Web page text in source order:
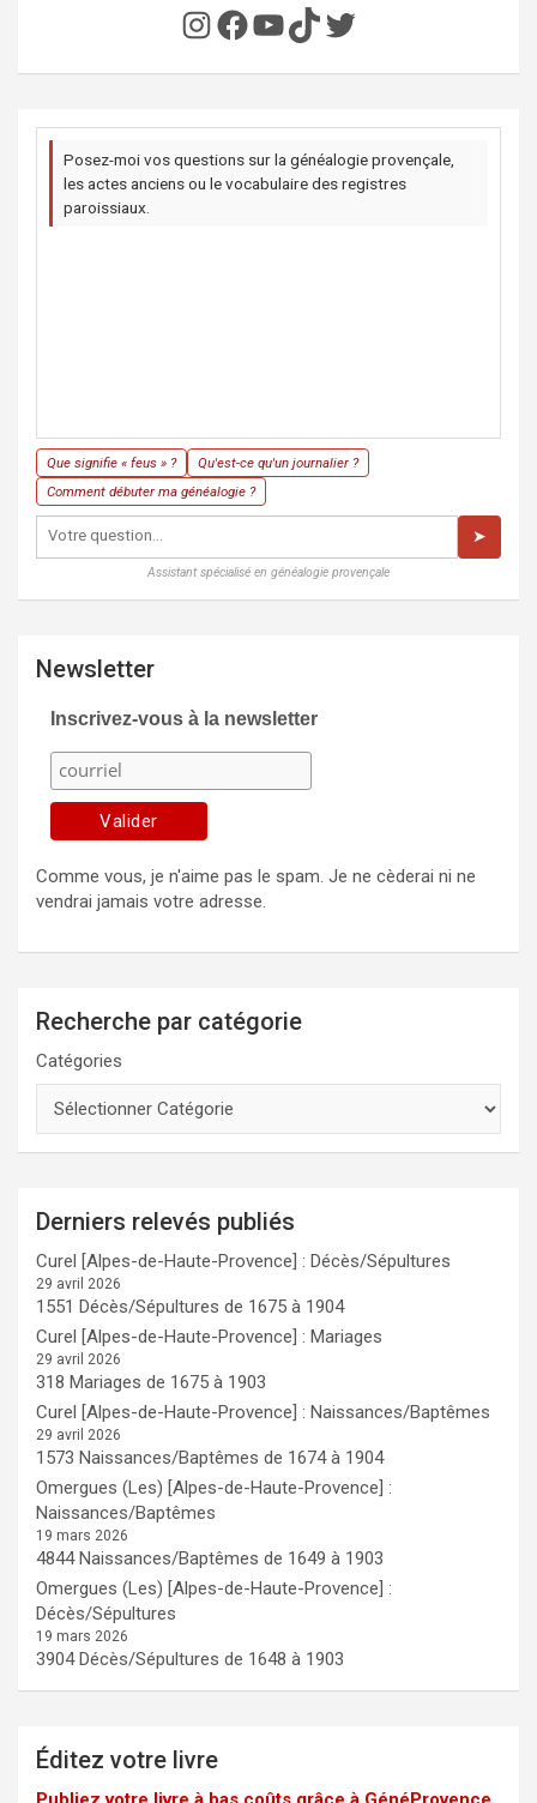
Instagram
Facebook
YouTube
TikTok
Twitter
Posez-moi vos questions sur la généalogie provençale,
les actes anciens ou le vocabulaire des registres
paroissiaux.
Que signifie « feus » ?
Qu'est-ce qu'un journalier ?
Comment débuter ma généalogie ?
➤
Assistant spécialisé en généalogie provençale
Newsletter
Inscrivez-vous à la newsletter
Comme vous, je n'aime pas le spam. Je ne cèderai ni ne
vendrai jamais votre adresse.
Recherche par catégorie
Catégories
Derniers relevés publiés
Curel [Alpes-de-Haute-Provence] : Décès/Sépultures
29 avril 2026
1551 Décès/Sépultures de 1675 à 1904
Curel [Alpes-de-Haute-Provence] : Mariages
29 avril 2026
318 Mariages de 1675 à 1903
Curel [Alpes-de-Haute-Provence] : Naissances/Baptêmes
29 avril 2026
1573 Naissances/Baptêmes de 1674 à 1904
Omergues (Les) [Alpes-de-Haute-Provence] :
Naissances/Baptêmes
19 mars 2026
4844 Naissances/Baptêmes de 1649 à 1903
Omergues (Les) [Alpes-de-Haute-Provence] :
Décès/Sépultures
19 mars 2026
3904 Décès/Sépultures de 1648 à 1903
Éditez votre livre